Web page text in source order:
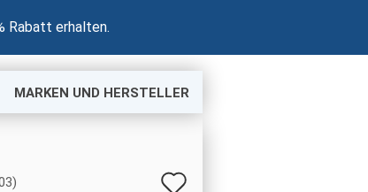
Rabatt erhalten.
MARKEN UND HERSTELLER
)